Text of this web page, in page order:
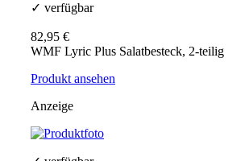
✓ verfügbar
82,95 €
WMF Lyric Plus Salatbesteck, 2-teilig
Produkt ansehen
Anzeige